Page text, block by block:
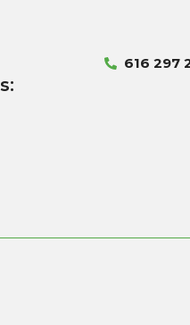
616 297